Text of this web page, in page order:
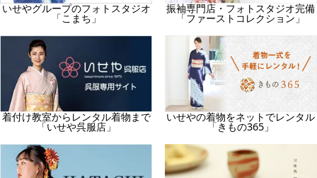
いせやグループのフォトスタジオ
「こまち」
振袖専門店・フォトスタジオ完備
「ファーストコレクション」
着付け教室からレンタル着物まで
「いせや呉服店」
いせやの着物をネットでレンタル
「きもの365」